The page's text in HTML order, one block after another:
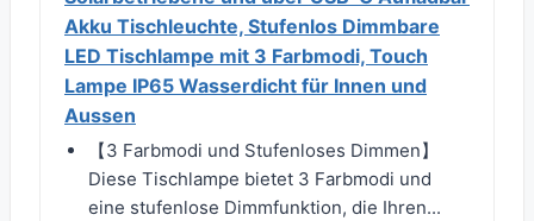
Akku Tischleuchte, Stufenlos Dimmbare
LED Tischlampe mit 3 Farbmodi, Touch
Lampe IP65 Wasserdicht für Innen und
Aussen
【3 Farbmodi und Stufenloses Dimmen】
Diese Tischlampe bietet 3 Farbmodi und
eine stufenlose Dimmfunktion, die Ihren...